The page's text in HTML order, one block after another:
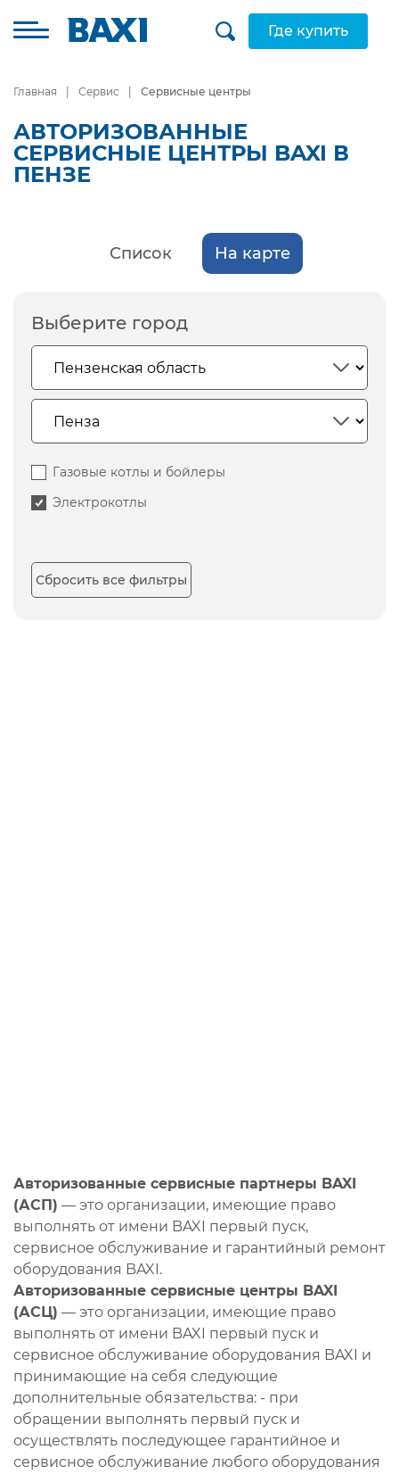
Где купить
Главная Сервис Сервисные центры
АВТОРИЗОВАННЫЕ
СЕРВИСНЫЕ ЦЕНТРЫ BAXI В
ПЕНЗЕ
Список На карте
Выберите город
Газовые котлы и бойлеры
Электрокотлы
Сбросить все фильтры
Авторизованные сервисные партнеры BAXI
(АСП) — это организации, имеющие право
выполнять от имени BAXI первый пуск,
сервисное обслуживание и гарантийный ремонт
оборудования BAXI.
Авторизованные сервисные центры BAXI
(АСЦ) — это организации, имеющие право
выполнять от имени BAXI первый пуск и
сервисное обслуживание оборудования BAXI и
принимающие на себя следующие
дополнительные обязательства: - при
обращении выполнять первый пуск и
осуществлять последующее гарантийное и
сервисное обслуживание любого оборудования